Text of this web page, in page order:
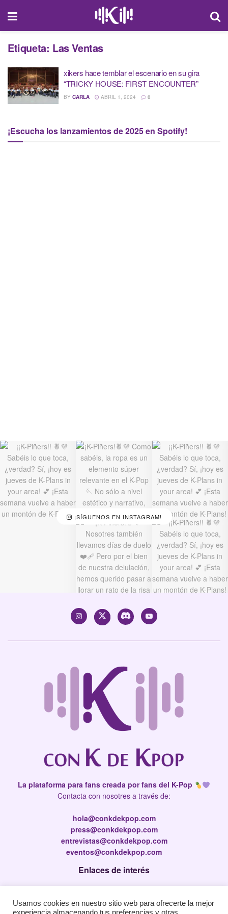
Etiqueta: Las Ventas
xikers hace temblar el escenario en su gira
“TRICKY HOUSE: FIRST ENCOUNTER”
BY CARLA ABRIL 1, 2024 0
¡Escucha los lanzamientos de 2025 en Spotify!
¡SÍGUENOS EN INSTAGRAM!
La plataforma para fans creada por fans del K-Pop
Contacta con nosotres a través de:
hola@conkdekpop.com
press@conkdekpop.com
entrevistas@conkdekpop.com
eventos@conkdekpop.com
Enlaces de interés
Política de privacidad
Usamos cookies en nuestro sitio web para ofrecerte la mejor